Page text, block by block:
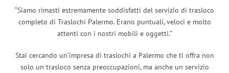
“Siamo rimasti estremamente soddisfatti del servizio di trasloco
completo di Traslochi Palermo. Erano puntuali, veloci e molto
attenti con i nostri mobili e oggetti.”
Stai cercando un’impresa di traslochi a Palermo che ti offra non
solo un trasloco senza preoccupazioni, ma anche un servizio